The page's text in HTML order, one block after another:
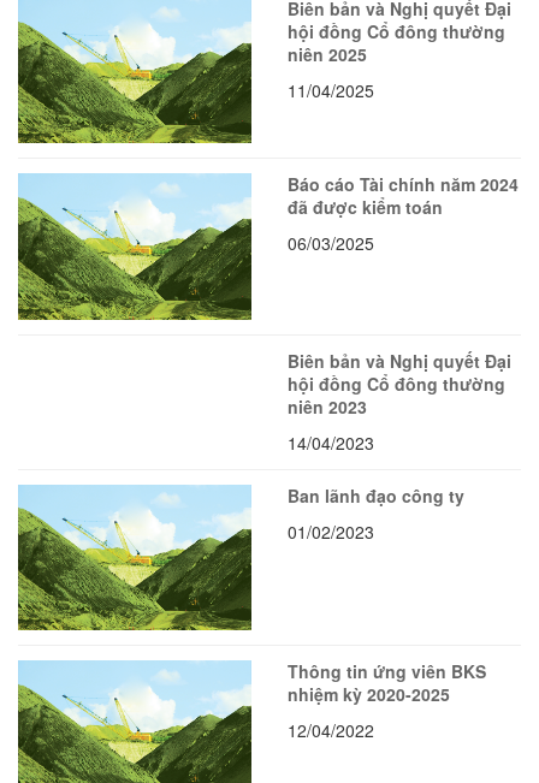
Biên bản và Nghị quyết Đại
hội đồng Cổ đông thường
niên 2025
11/04/2025
Báo cáo Tài chính năm 2024
đã được kiểm toán
06/03/2025
Biên bản và Nghị quyết Đại
hội đồng Cổ đông thường
niên 2023
14/04/2023
Ban lãnh đạo công ty
01/02/2023
Thông tin ứng viên BKS
nhiệm kỳ 2020-2025
12/04/2022